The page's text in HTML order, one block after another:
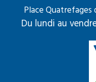
Place Quatrefages
Du lundi au